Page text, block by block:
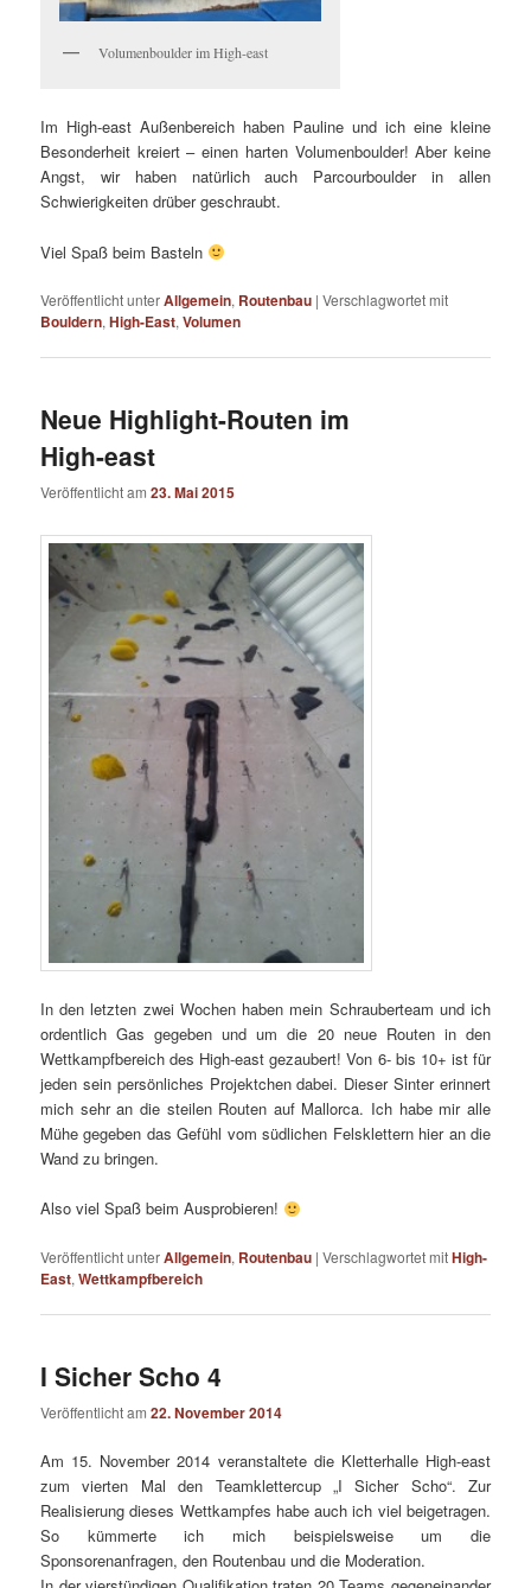
Volumenboulder im High-east
Im High-east Außenbereich haben Pauline und ich eine kleine
Besonderheit kreiert – einen harten Volumenboulder! Aber keine
Angst, wir haben natürlich auch Parcourboulder in allen
Schwierigkeiten drüber geschraubt.
Viel Spaß beim Basteln
Veröffentlicht unterAllgemein, Routenbau |Verschlagwortet mit
Bouldern,High-East,Volumen
Neue Highlight-Routen im
High-east
Veröffentlicht am23. Mai 2015
In den letzten zwei Wochen haben mein Schrauberteam und ich
ordentlich Gas gegeben und um die 20 neue Routen in den
Wettkampfbereich des High-east gezaubert! Von 6- bis 10+ ist für
jeden sein persönliches Projektchen dabei. Dieser Sinter erinnert
mich sehr an die steilen Routen auf Mallorca. Ich habe mir alle
Mühe gegeben das Gefühl vom südlichen Felsklettern hier an die
Wand zu bringen.
Also viel Spaß beim Ausprobieren!
Veröffentlicht unterAllgemein, Routenbau |Verschlagwortet mitHigh-
East,Wettkampfbereich
I Sicher Scho 4
Veröffentlicht am22. November 2014
Am 15. November 2014 veranstaltete die Kletterhalle High-east
zum vierten Mal den Teamklettercup „I Sicher Scho“. Zur
Realisierung dieses Wettkampfes habe auch ich viel beigetragen.
So kümmerte ich mich beispielsweise um die
Sponsorenanfragen, den Routenbau und die Moderation.